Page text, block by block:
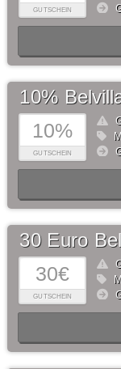
GUTSCHEIN
10%
GUTSCHEIN
10%
30€
GUTSCHEIN
30 Euro